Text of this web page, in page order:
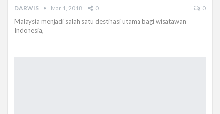
DARWIS Mar 1, 2018 0 0
Malaysia menjadi salah satu destinasi utama bagi wisatawan
Indonesia,